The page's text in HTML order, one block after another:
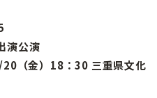
演公演
20（金）18：30 三重県文化